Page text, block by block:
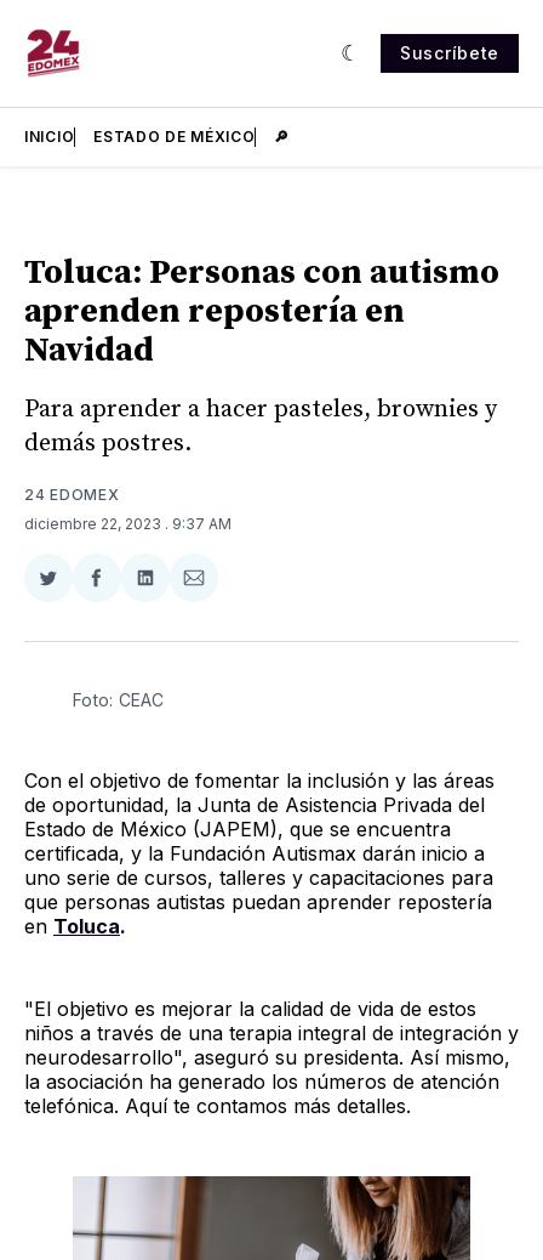
Suscríbete
INICIO ESTADO DE MÉXICO 🔎
Toluca: Personas con autismo
aprenden repostería en
Navidad
Para aprender a hacer pasteles, brownies y
demás postres.
24 EDOMEX
diciembre 22, 2023 . 9:37 AM
Compartir
Twitter
Compartir
Facebook
Compartir
LinkedIn
Compartir
Email
Foto: CEAC
Con el objetivo de fomentar la inclusión y las áreas
de oportunidad, la Junta de Asistencia Privada del
Estado de México (JAPEM), que se encuentra
certificada, y la Fundación Autismax darán inicio a
uno serie de cursos, talleres y capacitaciones para
que personas autistas puedan aprender repostería
en Toluca.
"El objetivo es mejorar la calidad de vida de estos
niños a través de una terapia integral de integración y
neurodesarrollo", aseguró su presidenta. Así mismo,
la asociación ha generado los números de atención
telefónica. Aquí te contamos más detalles.